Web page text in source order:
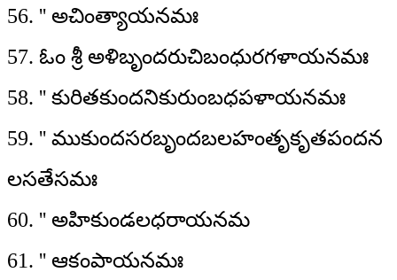
56. '' అచింత్యాయనమః
57. ఓం శ్రీ అళిబృందరుచిబంధురగళాయనమః
58. '' కురితకుందనికురుంబధపళాయనమః
59. '' ముకుందసరబృందబలహంతృకృతపందన
లసతేసమః
60. '' అహికుండలధరాయనమ
61. '' ఆకంపాయనమః